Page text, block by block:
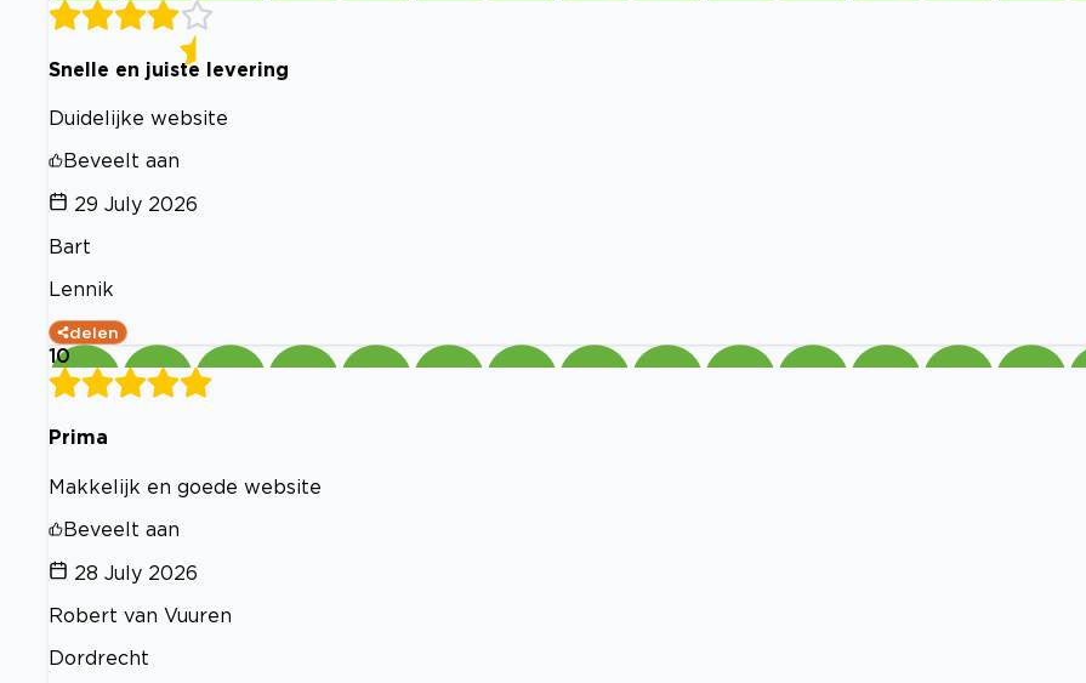
Snelle en juiste levering
Duidelijke website
Beveelt aan
29 July 2026
Bart
Lennik
delen
10
Prima
Makkelijk en goede website
Beveelt aan
28 July 2026
Robert van Vuuren
Dordrecht